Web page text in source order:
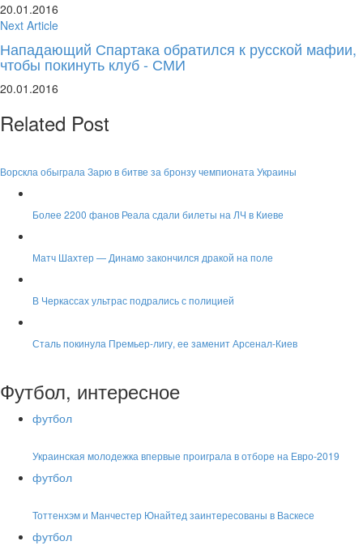
20.01.2016
Next Article
Нападающий Спартака обратился к русской мафии,
чтобы покинуть клуб - СМИ
20.01.2016
Related Post
Ворскла обыграла Зарю в битве за бронзу чемпионата Украины
Более 2200 фанов Реала сдали билеты на ЛЧ в Киеве
Матч Шахтер — Динамо закончился дракой на поле
В Черкассах ультрас подрались с полицией
Сталь покинула Премьер-лигу, ее заменит Арсенал-Киев
Футбол, интересное
футбол
Украинская молодежка впервые проиграла в отборе на Евро-2019
футбол
Тоттенхэм и Манчестер Юнайтед заинтересованы в Васкесе
футбол